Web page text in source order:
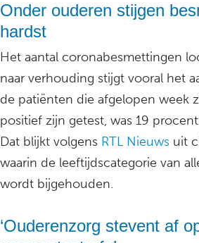
Onder ouderen stijgen
hardst
Het aantal coronabesmettingen
naar verhouding stijgt vooral het
de patiënten die afgelopen week
positief zijn getest, was 19
Dat blijkt volgens RTL Nieuws uit
waarin de leeftijdscategorie van
wordt bijgehouden.
‘Ouderenzorg stevent af